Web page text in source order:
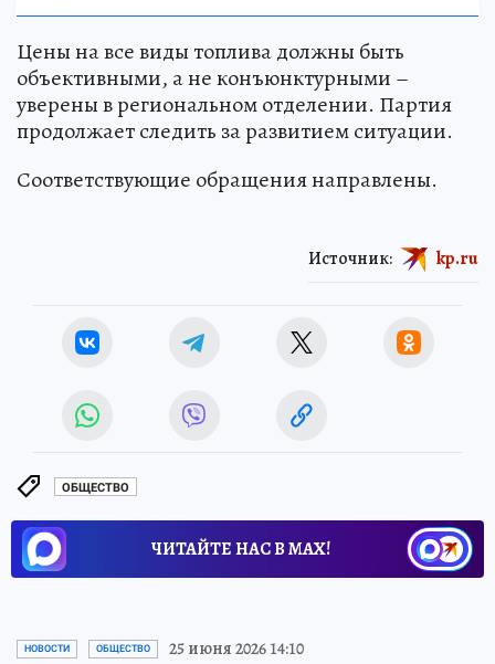
Цены на все виды топлива должны быть
объективными, а не конъюнктурными –
уверены в региональном отделении. Партия
продолжает следить за развитием ситуации.
Соответствующие обращения направлены.
Источник: kp.ru
ОБЩЕСТВО
ЧИТАЙТЕ НАС В МАХ!
НОВОСТИ ОБЩЕСТВО 25 июня 2026 14:10